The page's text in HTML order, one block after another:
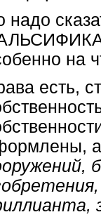
надо
на
есть,